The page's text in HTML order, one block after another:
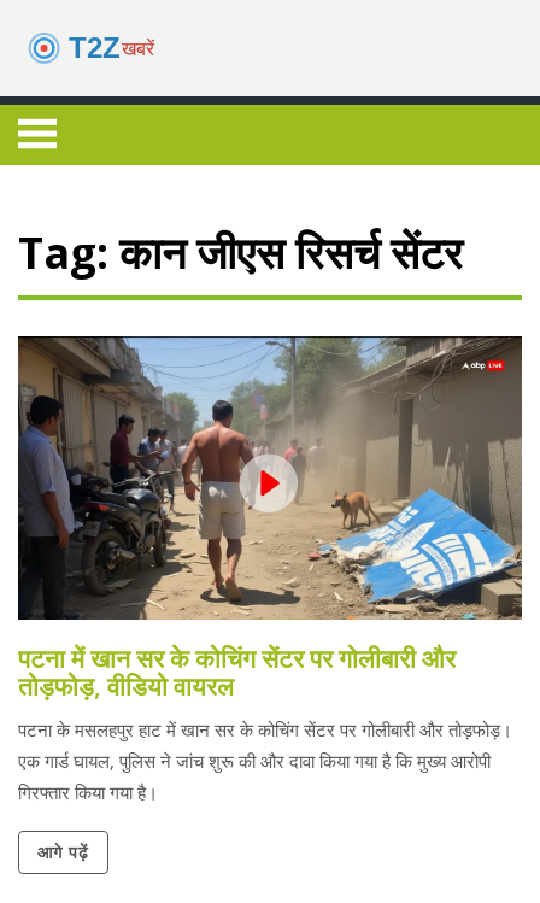
Tag: कान जीएस रिसर्च सेंटर
पटना में खान सर के कोचिंग सेंटर पर गोलीबारी और
तोड़फोड़, वीडियो वायरल
पटना के मसलहपुर हाट में खान सर के कोचिंग सेंटर पर गोलीबारी और तोड़फोड़।
एक गार्ड घायल, पुलिस ने जांच शुरू की और दावा किया गया है कि मुख्य आरोपी
गिरफ्तार किया गया है।
आगे पढ़ें